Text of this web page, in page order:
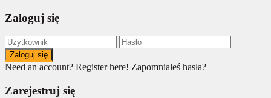
Zaloguj się
Zaloguj się
Need an account? Register here! Zapomniałeś hasła?
Zarejestruj się